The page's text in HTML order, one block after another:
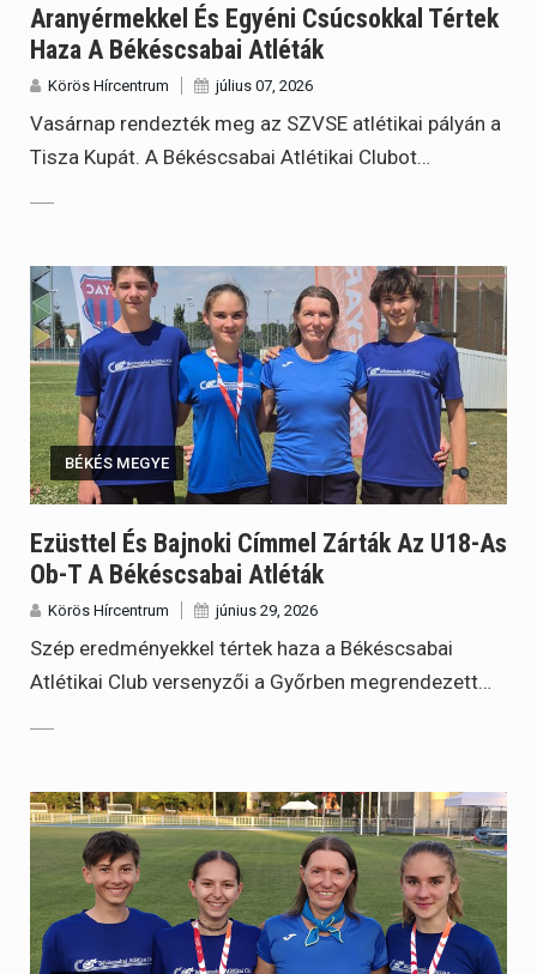
Aranyérmekkel És Egyéni Csúcsokkal Tértek
Haza A Békéscsabai Atléták
Körös Hírcentrum július 07, 2026
Vasárnap rendezték meg az SZVSE atlétikai pályán a
Tisza Kupát. A Békéscsabai Atlétikai Clubot…
BÉKÉS MEGYE
Ezüsttel És Bajnoki Címmel Zárták Az U18-As
Ob-T A Békéscsabai Atléták
Körös Hírcentrum június 29, 2026
Szép eredményekkel tértek haza a Békéscsabai
Atlétikai Club versenyzői a Győrben megrendezett…